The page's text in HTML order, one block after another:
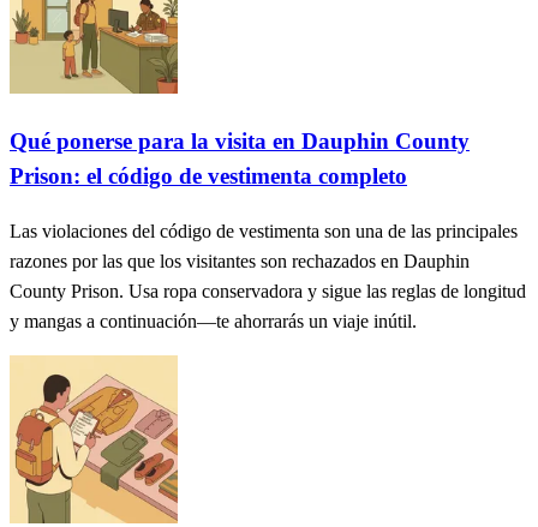
Qué ponerse para la visita en Dauphin County
Prison: el código de vestimenta completo
Las violaciones del código de vestimenta son una de las principales
razones por las que los visitantes son rechazados en Dauphin
County Prison. Usa ropa conservadora y sigue las reglas de longitud
y mangas a continuación—te ahorrarás un viaje inútil.